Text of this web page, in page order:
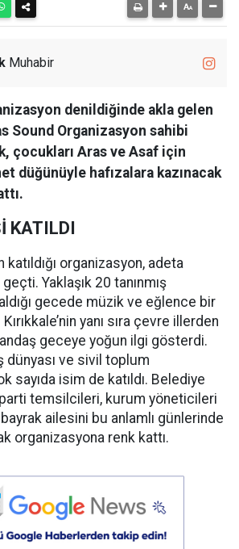
Muhabir
denildiğinde akla gelen
Sound Organizasyon sahibi
çocukları Aras ve Asaf için
düğünüyle hafızalara kazınacak
KATILDI
organizasyon, adeta
Yaklaşık 20 tanınmış
gecede müzik ve eğlence bir
yanı sıra çevre illerden
geceye yoğun ilgi gösterdi.
dünyası ve sivil toplum
sayıda isim de katıldı. Belediye
parti temsilcileri, kurum yöneticileri
ailesini bu anlamlı günlerinde
organizasyona renk kattı.